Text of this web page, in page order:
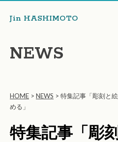
Jin HASHIMOTO
NEWS
HOME > NEWS > 特集記事「彫刻と
める」
特集記事「彫